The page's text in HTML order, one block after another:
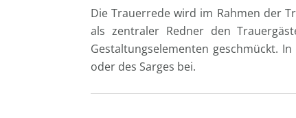
Die Trauerrede wird im Rahmen der
als zentraler Redner den
Gestaltungselementen geschmückt.
oder des Sarges bei.